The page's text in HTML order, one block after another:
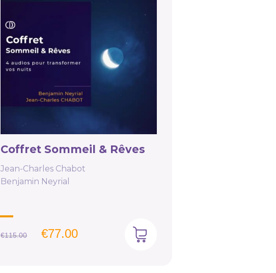
Coffret Sommeil & Rêves
Jean-Charles Chabot
Benjamin Neyrial
€115.00 €77.00